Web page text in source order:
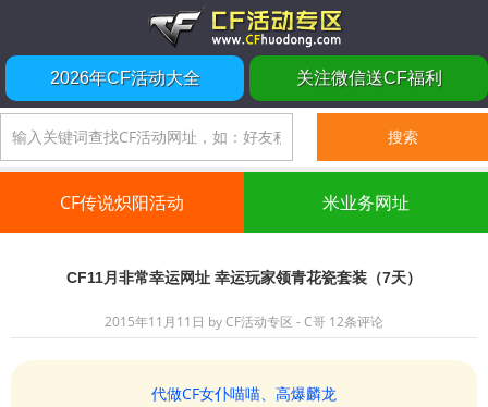
2026年CF活动大全 关注微信送CF福利
CF传说炽阳活动 米业务网址
CF11月非常幸运网址 幸运玩家领青花瓷套装（7天）
2015年11月11日 byCF活动专区 - C哥 12条评论
代做CF女仆喵喵、高爆麟龙